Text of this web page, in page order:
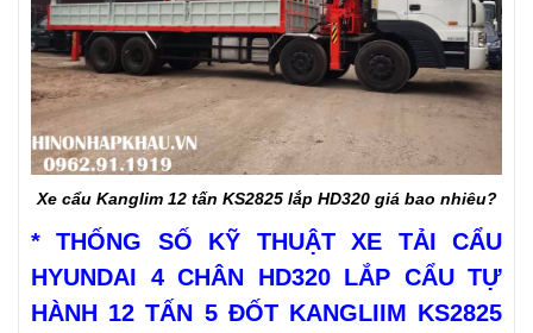
Xe cẩu Kanglim 12 tấn KS2825 lắp HD320 giá bao nhiêu?
* THỐNG SỐ KỸ THUẬT XE TẢI CẨU
HYUNDAI 4 CHÂN HD320 LẮP CẨU TỰ
HÀNH 12 TẤN 5 ĐỐT KANGLIIM KS2825